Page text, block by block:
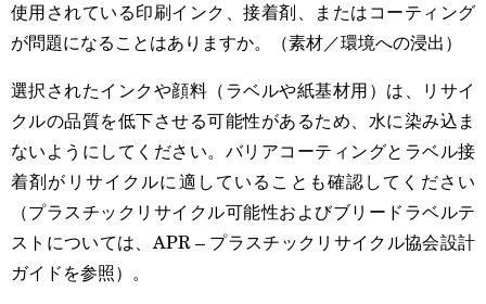
使用されている印刷インク、接着剤、またはコーティング
が問題になることはありますか。（素材／環境への浸出）
選択されたインクや顔料（ラベルや紙基材用）は、リサイ
クルの品質を低下させる可能性があるため、水に染み込ま
ないようにしてください。バリアコーティングとラベル接
着剤がリサイクルに適していることも確認してください
（プラスチックリサイクル可能性およびブリードラベルテ
ストについては、APR – プラスチックリサイクル協会設計
ガイドを参照）。